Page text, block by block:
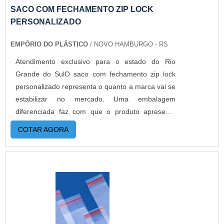
custos reduzidos. Aumentando, assim, o mix de
sacos a pronta entrega e venda fracionada, até
informações, basta solicitar um orçamento..
SACO COM FECHAMENTO ZIP LOCK
PERSONALIZADO
EMPÓRIO DO PLÁSTICO / NOVO HAMBURGO - RS
Atendimento exclusivo para o estado do Rio
Grande do SulO saco com fechamento zip lock
personalizado representa o quanto a marca vai se
estabilizar no mercado. Uma embalagem
diferenciada faz com que o produto apresente
boa aparência e chame a atenção dos
consumidores. Essa é uma ótima opção pra quem
precisa personalizar a embalagem, porém em
realizada através de etiquetas adesivas aonde é
impressa todos os dados que o cliente solicita
,dando um acabamento tão perfeito que se
assemelha muito ao impresso. O PRODUTO
COTAR AGORA